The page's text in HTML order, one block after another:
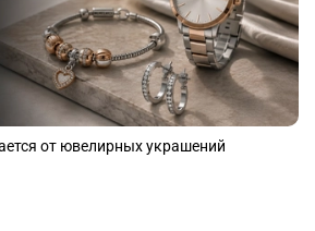
от ювелирных украшений